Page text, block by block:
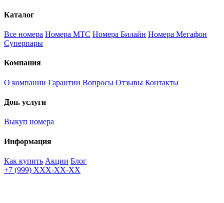
Каталог
Все номера Номера МТС Номера Билайн Номера Мегафон
Суперпары
Компания
О компании Гарантии Вопросы Отзывы Контакты
Доп. услуги
Выкуп номера
Информация
Как купить Акции Блог
+7 (999) XXX-XX-XX